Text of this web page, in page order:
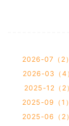
2026-07（2）
2026-03（4
2025-12（2
2025-09（1）
2025-06（2）